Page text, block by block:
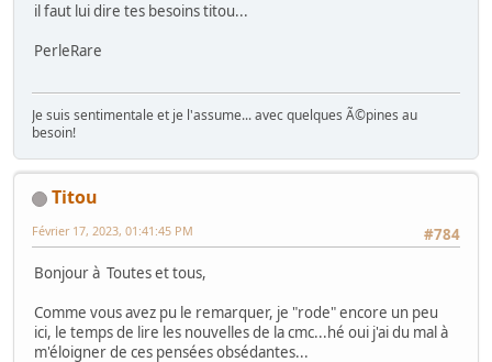
il faut lui dire tes besoins titou...
PerleRare
Je suis sentimentale et je l'assume... avec quelques Ã©pines au
besoin!
Titou
#784
Février 17, 2023, 01:41:45 PM
Bonjour à Toutes et tous,
Comme vous avez pu le remarquer, je "rode" encore un peu
ici, le temps de lire les nouvelles de la cmc...hé oui j'ai du mal à
m'éloigner de ces pensées obsédantes...